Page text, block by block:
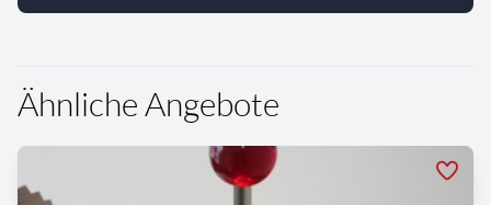
Ähnliche Angebote